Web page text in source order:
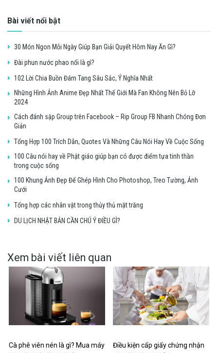
Bài viết nổi bật
30 Món Ngon Mỗi Ngày Giúp Bạn Giải Quyết Hôm Nay Ăn Gì?
Đài phun nước phao nổi là gì?
102 Lời Chia Buồn Đám Tang Sâu Sắc, Ý Nghĩa Nhất
Những Hình Ảnh Anime Đẹp Nhất Thế Giới Mà Fan Không Nên Bỏ Lỡ
2024
Cách đánh sập Group trên Facebook – Rip Group FB Nhanh Chóng Đơn
Giản
Tổng Hợp 100 Trích Dẫn, Quotes Và Những Câu Nói Hay Về Cuộc Sống
100 Câu nói hay về Phật giáo giúp bạn có được điểm tựa tinh thần
trong cuộc sống
100 Khung Ảnh Đẹp Để Ghép Hình Cho Photoshop, Treo Tường, Ảnh
Cưới
Tổng hợp các nhân vật trong thủy thủ mặt trăng
DU LỊCH NHẬT BẢN CẦN CHÚ Ý ĐIỀU GÌ?
Xem bài viết liên quan
Cà phê viên nén là gì? Mua máy
Điều kiện cấp giấy chứng nhận